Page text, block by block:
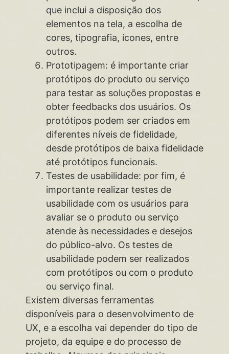
que inclui a disposição dos
elementos na tela, a escolha de
cores, tipografia, ícones, entre
outros.
Prototipagem: é importante criar
protótipos do produto ou serviço
para testar as soluções propostas e
obter feedbacks dos usuários. Os
protótipos podem ser criados em
diferentes níveis de fidelidade,
desde protótipos de baixa fidelidade
até protótipos funcionais.
Testes de usabilidade: por fim, é
importante realizar testes de
usabilidade com os usuários para
avaliar se o produto ou serviço
atende às necessidades e desejos
do público-alvo. Os testes de
usabilidade podem ser realizados
com protótipos ou com o produto
ou serviço final.
Existem diversas ferramentas
disponíveis para o desenvolvimento de
UX, e a escolha vai depender do tipo de
projeto, da equipe e do processo de